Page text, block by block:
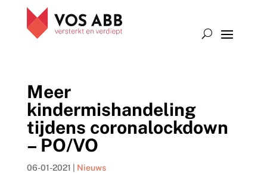
Meer
kindermishandeling
tijdens coronalockdown
– PO/VO
06-01-2021 Nieuws